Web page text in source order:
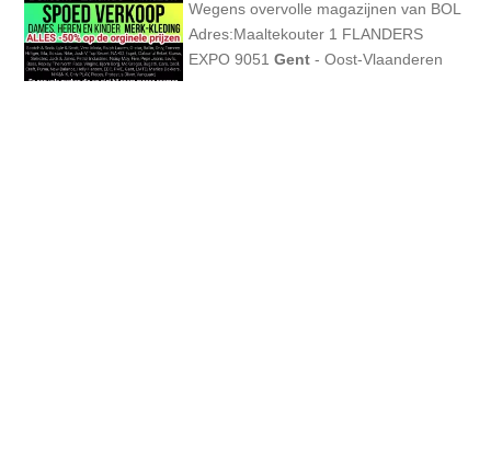
Wegens overvolle magazijnen van BOL
Adres:Maaltekouter 1 FLANDERS
EXPO 9051Gent - Oost-Vlaanderen